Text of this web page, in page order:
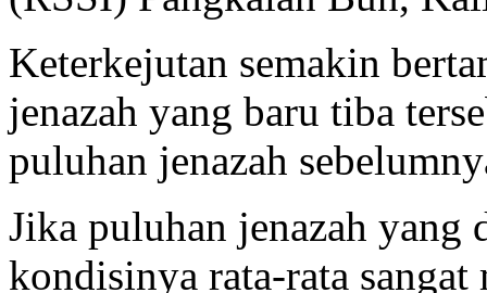
Keterkejutan semakin
jenazah yang baru tiba
puluhan jenazah
Jika puluhan jenazah yang
kondisinya rata-rata